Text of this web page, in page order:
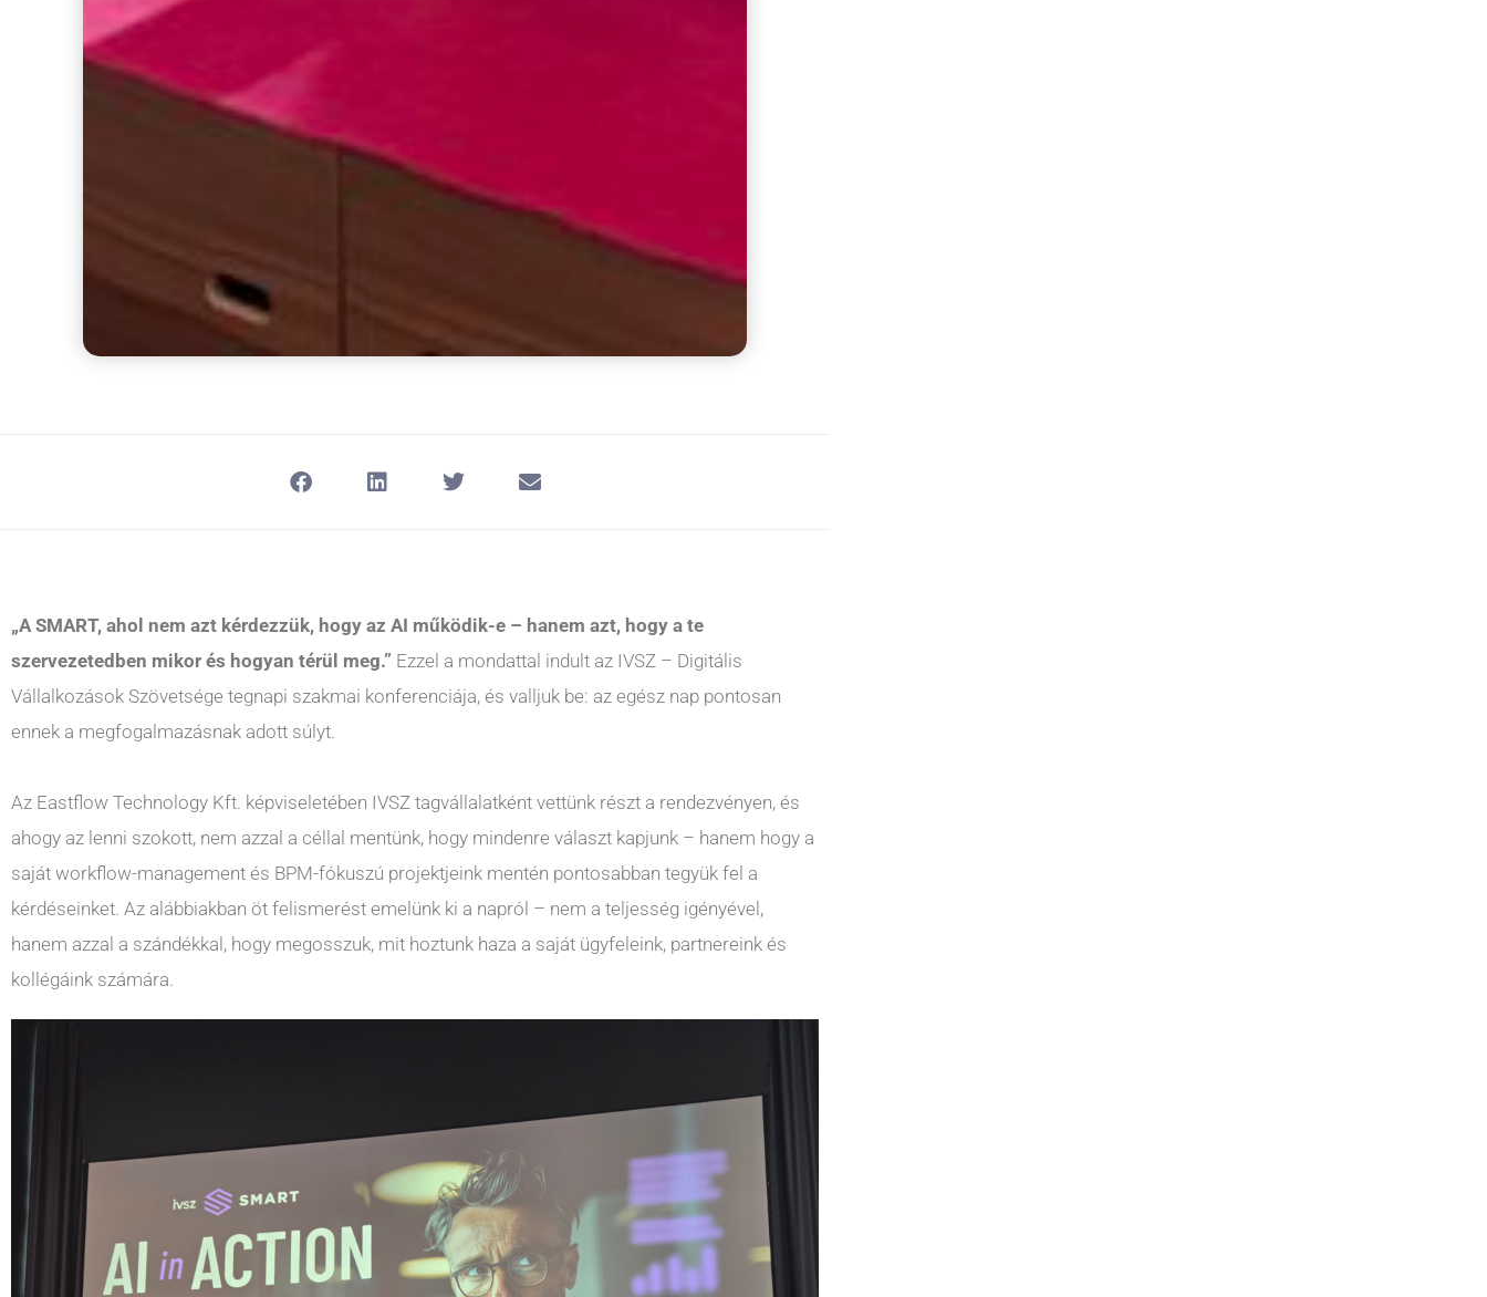
„A SMART, ahol nem azt kérdezzük, hogy az AI működik-e – hanem azt, hogy a te
szervezetedben mikor és hogyan térül meg.” Ezzel a mondattal indult az IVSZ – Digitális
Vállalkozások Szövetsége tegnapi szakmai konferenciája, és valljuk be: az egész nap pontosan
ennek a megfogalmazásnak adott súlyt.
Az Eastflow Technology Kft. képviseletében IVSZ tagvállalatként vettünk részt a rendezvényen, és
ahogy az lenni szokott, nem azzal a céllal mentünk, hogy mindenre választ kapjunk – hanem hogy a
saját workflow-management és BPM-fókuszú projektjeink mentén pontosabban tegyük fel a
kérdéseinket. Az alábbiakban öt felismerést emelünk ki a napról – nem a teljesség igényével,
hanem azzal a szándékkal, hogy megosszuk, mit hoztunk haza a saját ügyfeleink, partnereink és
kollégáink számára.